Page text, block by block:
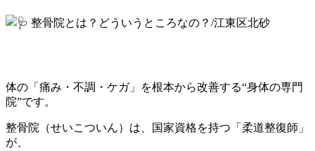
体の「痛み・不調・ケガ」を根本から改善する“身体の専門
院”です。
整骨院（せいこついん）は、国家資格を持つ「柔道整復師」
が、